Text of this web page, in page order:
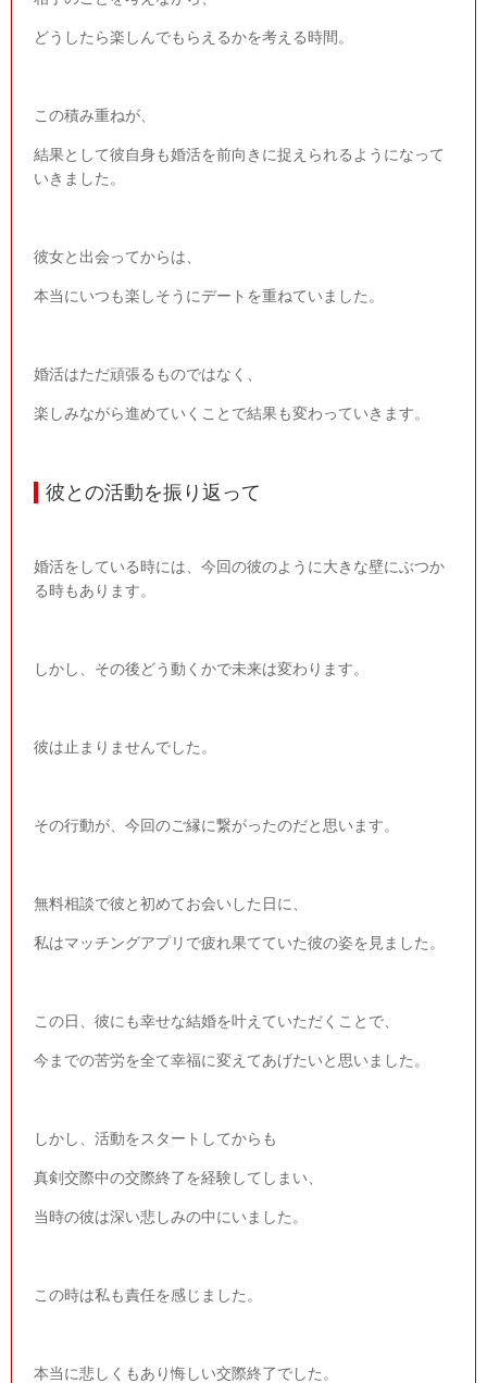
どうしたら楽しんでもらえるかを考える時間。
この積み重ねが、
結果として彼自身も婚活を前向きに捉えられるようになって
いきました。
彼女と出会ってからは、
本当にいつも楽しそうにデートを重ねていました。
婚活はただ頑張るものではなく、
楽しみながら進めていくことで結果も変わっていきます。
彼との活動を振り返って
婚活をしている時には、今回の彼のように大きな壁にぶつか
る時もあります。
しかし、その後どう動くかで未来は変わります。
彼は止まりませんでした。
その行動が、今回のご縁に繋がったのだと思います。
無料相談で彼と初めてお会いした日に、
私はマッチングアプリで疲れ果てていた彼の姿を見ました。
この日、彼にも幸せな結婚を叶えていただくことで、
今までの苦労を全て幸福に変えてあげたいと思いました。
しかし、活動をスタートしてからも
真剣交際中の交際終了を経験してしまい、
当時の彼は深い悲しみの中にいました。
この時は私も責任を感じました。
本当に悲しくもあり悔しい交際終了でした。